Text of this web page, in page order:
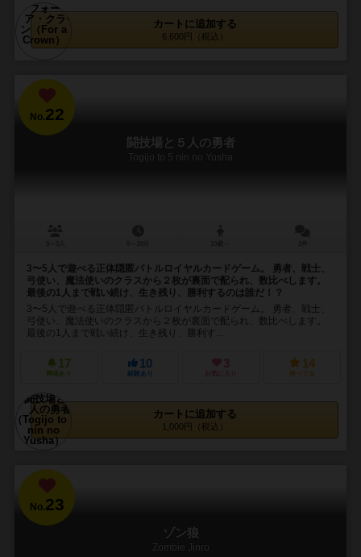
カートに追加する
6,600円（税込）
No.22
闘技場と５人の勇者
Togijo to 5 nin no Yusha
3〜5人で遊べる正体隠匿バトルロイヤルカードゲーム。 勇者、戦士、
弓使い、魔法使いのクラスから２枚が裏面で配られ、数比べします。
最後の1人まで戦い続け、生き残り、勝利するのは誰だ！？
3〜5人で遊べる正体隠匿バトルロイヤルカードゲーム。 勇者、戦士、
弓使い、魔法使いのクラスから２枚が裏面で配られ、数比べします。
最後の1人まで戦い続け、生き残り、勝利す...
17
興味あり
10
経験あり
3
お気に入り
14
持ってる
カートに追加する
1,000円（税込）
No.23
ゾン狼
Zombie Jinro